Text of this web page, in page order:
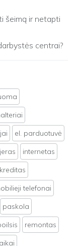
šeimą ir netapti
centrai?
el. parduotuvė
internetas
kreditas
telefonai
paskola
remontas